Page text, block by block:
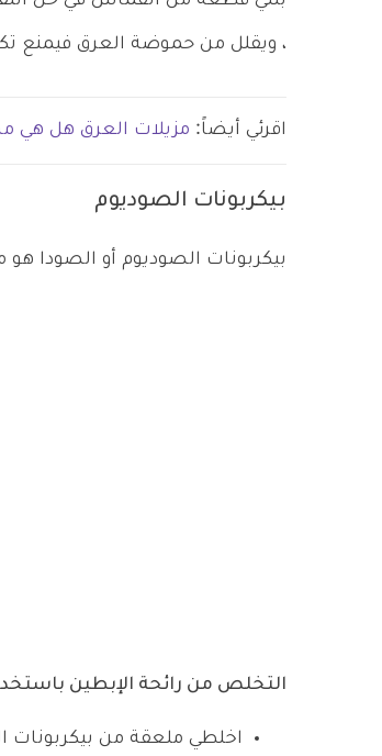
، ويقلل من حموضة العرق فيمنع
اقرئي أيضاً: مزيلات العرق هل هي
بيكربونات الصوديوم
بيكربونات الصوديوم أو الصودا
التخلص من رائحة الإبطين
اخلطي ملعقة من بيكربونات